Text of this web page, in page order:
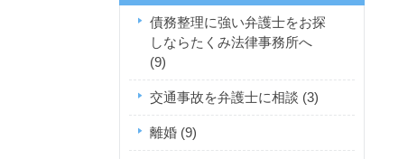
債務整理に強い弁護士をお探
しならたくみ法律事務所へ
(9)
交通事故を弁護士に相談 (3)
離婚 (9)